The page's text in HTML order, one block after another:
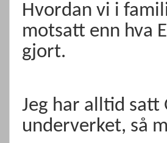
Hvordan vi i
motsatt enn hva
gjort.
Jeg har alltid satt
underverket, så